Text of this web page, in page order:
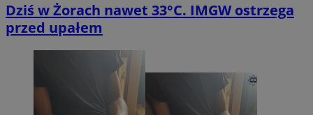
Dziś w Żorach nawet 33°C. IMGW ostrzega
przed upałem